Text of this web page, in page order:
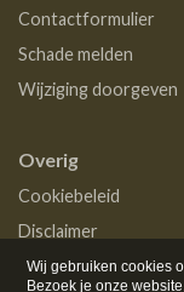
Wij gebruiken cookies
Bezoek je onze
Contactformulier
Schade melden
Wijziging doorgeven
Overig
Cookiebeleid
Disclaimer
Privacy